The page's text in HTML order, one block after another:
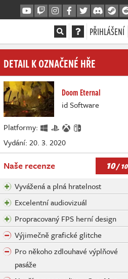
PŘIHLÁŠENÍ
DETAIL K OZNAČENÉ HŘE
Doom Eternal
id Software
Platformy:
Vydání: 20. 3. 2020
Naše recenze 10/ 10
Vyvážená a plná hratelnost
Excelentní audiovizuál
Propracovaný FPS herní design
Výjimečně grafické glitche
Pro někoho zdlouhavé výplňové
pasáže